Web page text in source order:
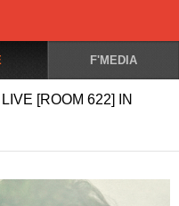
F'MEDIA
[ROOM 622] IN